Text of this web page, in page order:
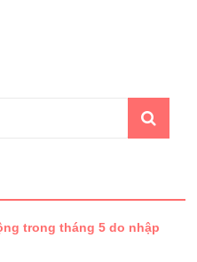
trong tháng 5 do nhập